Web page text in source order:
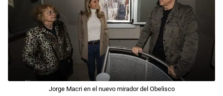
Jorge Macri en el nuevo mirador del Obelisco